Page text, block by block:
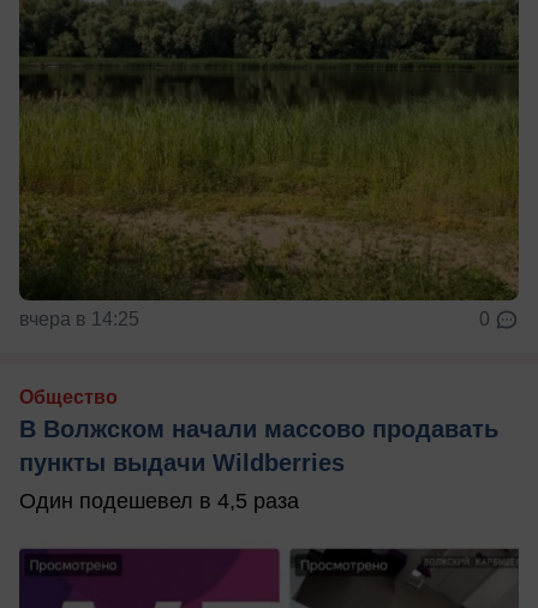
вчера в 14:25 0
Общество
В Волжском начали массово продавать
пункты выдачи Wildberries
Один подешевел в 4,5 раза